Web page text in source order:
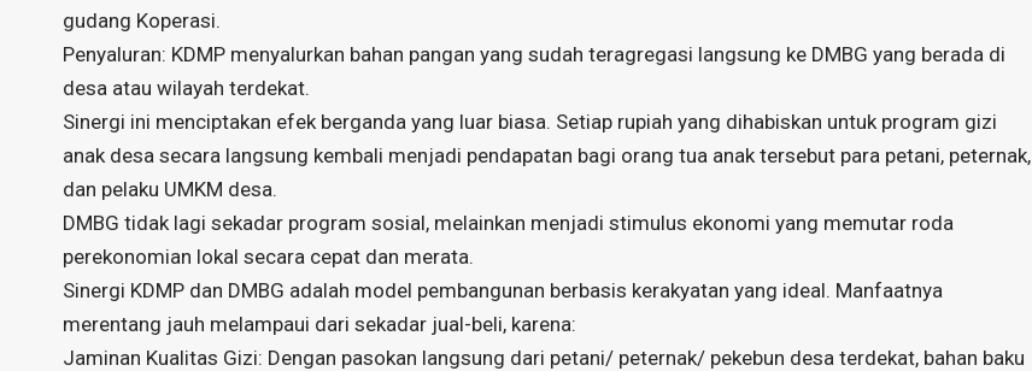
gudang Koperasi.
Penyaluran: KDMP menyalurkan bahan pangan yang sudah teragregasi langsung ke DMBG yang berada di
desa atau wilayah terdekat.
Sinergi ini menciptakan efek berganda yang luar biasa. Setiap rupiah yang dihabiskan untuk program gizi
anak desa secara langsung kembali menjadi pendapatan bagi orang tua anak tersebut para petani, peternak,
dan pelaku UMKM desa.
DMBG tidak lagi sekadar program sosial, melainkan menjadi stimulus ekonomi yang memutar roda
perekonomian lokal secara cepat dan merata.
Sinergi KDMP dan DMBG adalah model pembangunan berbasis kerakyatan yang ideal. Manfaatnya
merentang jauh melampaui dari sekadar jual-beli, karena:
Jaminan Kualitas Gizi: Dengan pasokan langsung dari petani/ peternak/ pekebun desa terdekat, bahan baku